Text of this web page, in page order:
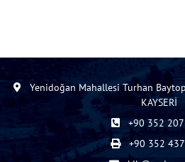
Yenidoğan Mahallesi Turhan
KAYSERİ
+90 352
+90 352